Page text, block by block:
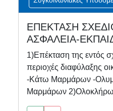
ΕΠΕΚΤΑΣΗ
ΑΣΦΑΛΕΙΑ-
1)Επέκταση της εντός
περιοχές διαφύλαξης
-Κάτω Μαρμάρων -
Μαρμάρων